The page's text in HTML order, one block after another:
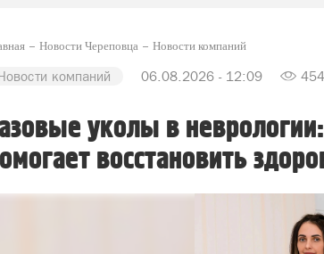
Новости Череповца Новости компаний
компаний 06.08.2026 - 12:09 454
уколы в
восстановить